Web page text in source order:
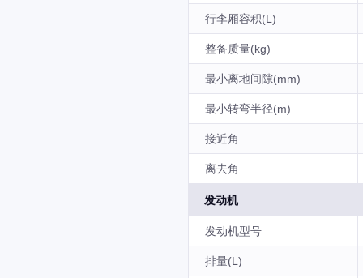
行李厢容积(L)
整备质量(kg)
最小离地间隙(mm)
最小转弯半径(m)
接近角
离去角
发动机
发动机型号
排量(L)